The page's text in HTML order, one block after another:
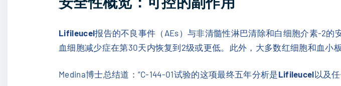
Lifileucel报告的不良事件（AEs）与非清髓性淋巴清除和白细胞介素-2的
血细胞减少症在第30天内恢复到2级或更低。此外，大多数红细胞和血小
Medina博士总结道：“C-144-01试验的这项最终五年分析是Lifileucel以及